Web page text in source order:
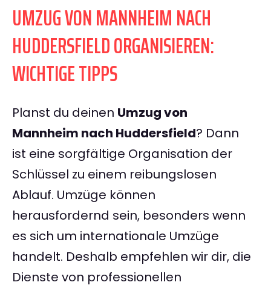
UMZUG VON MANNHEIM NACH
HUDDERSFIELD ORGANISIEREN:
WICHTIGE TIPPS
Planst du deinen Umzug von
Mannheim nach Huddersfield? Dann
ist eine sorgfältige Organisation der
Schlüssel zu einem reibungslosen
Ablauf. Umzüge können
herausfordernd sein, besonders wenn
es sich um internationale Umzüge
handelt. Deshalb empfehlen wir dir, die
Dienste von professionellen